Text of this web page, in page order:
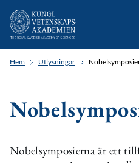
Hem Utlysningar
Nobelsymposierna är ett